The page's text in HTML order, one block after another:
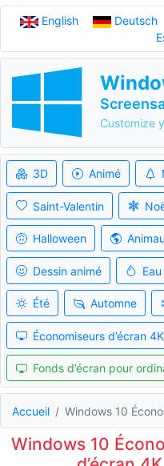
English Deutsch
Customize
3D Animé
Saint-Valentin
Halloween
Dessin animé Eau
Été Automne
Économiseurs d’écran 4K
Fonds d’écran pour
Accueil Windows 10
Windows 10